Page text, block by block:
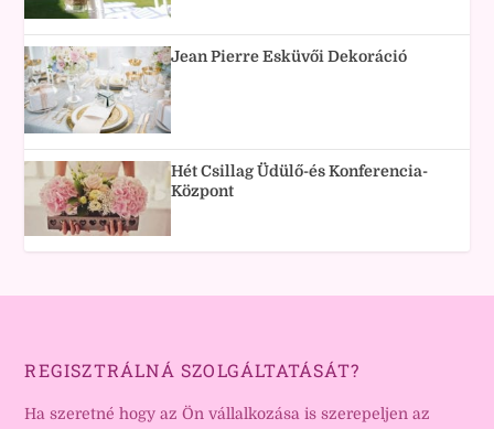
Jean Pierre Esküvői Dekoráció
Hét Csillag Üdülő-és Konferencia-
Központ
REGISZTRÁLNÁ SZOLGÁLTATÁSÁT?
Ha szeretné hogy az Ön vállalkozása is szerepeljen az